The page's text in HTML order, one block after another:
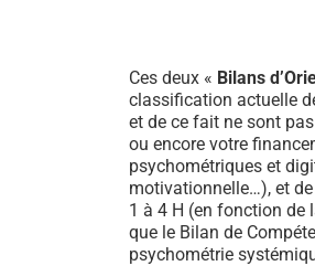
Ces deux « Bilans
classification actuelle
et de ce fait ne sont
ou encore votre
psychométriques et
motivationnelle…), et
1 à 4 H (en fonction de
que le Bilan de
psychométrie